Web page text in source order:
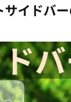
サイドバ